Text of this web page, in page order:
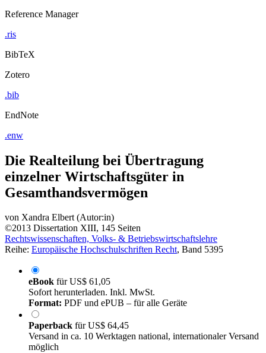
Reference Manager
.ris
BibTeX
Zotero
.bib
EndNote
.enw
Die Realteilung bei Übertragung
einzelner Wirtschaftsgüter in
Gesamthandsvermögen
von Xandra Elbert (Autor:in)
©2013 Dissertation XIII, 145 Seiten
Rechtswissenschaften, Volks- & Betriebswirtschaftslehre
Reihe: Europäische Hochschulschriften Recht, Band 5395
eBook fürUS$ 61,05
Sofort herunterladen. Inkl. MwSt.
Format: PDF und ePUB – für alle Geräte
Paperback fürUS$ 64,45
Versand in ca. 10 Werktagen national, internationaler Versand
möglich